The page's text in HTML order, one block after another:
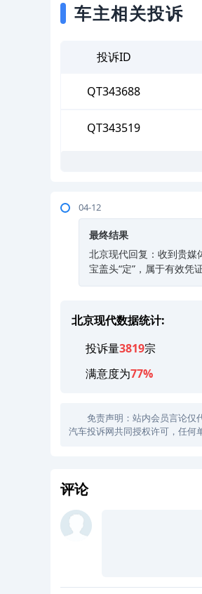
车主相关投诉
投诉ID
QT343688
QT343519
04-12
最终结果
北京现代回复：收到贵媒
宝盖头“定”，属于有效凭
北京现代数据统计:
投诉量3819宗
满意度为77%
免责声明：站内会员言论仅
汽车投诉网共同授权许可，任何
评论